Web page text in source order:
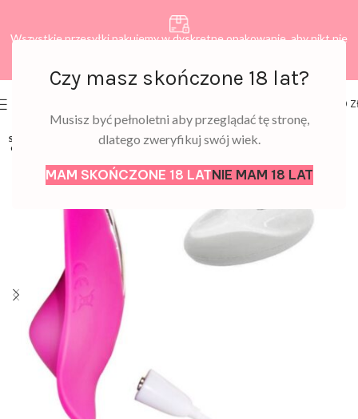
Czy masz skończone 18 lat?
Musisz być pełnoletni aby przeglądać tę stronę,
dlatego zweryfikuj swój wiek.
MAM SKOŃCZONE 18 LATNIE MAM 18 LAT
Wszystkie przesyłki pakujemy w dyskretne opakowanie, aby nikt nie
0,00
SOLD
OUT